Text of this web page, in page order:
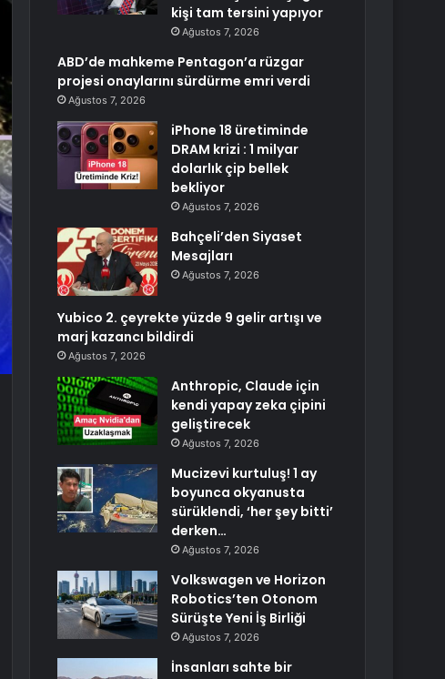
kişi tam tersini yapıyor
Ağustos 7, 2026
ABD’de mahkeme Pentagon’a rüzgar
projesi onaylarını sürdürme emri verdi
Ağustos 7, 2026
iPhone 18 üretiminde
DRAM krizi : 1 milyar
dolarlık çip bellek
bekliyor
Ağustos 7, 2026
Bahçeli’den Siyaset
Mesajları
Ağustos 7, 2026
Yubico 2. çeyrekte yüzde 9 gelir artışı ve
marj kazancı bildirdi
Ağustos 7, 2026
Anthropic, Claude için
kendi yapay zeka çipini
geliştirecek
Ağustos 7, 2026
Mucizevi kurtuluş! 1 ay
boyunca okyanusta
sürüklendi, ‘her şey bitti’
derken…
Ağustos 7, 2026
Volkswagen ve Horizon
Robotics’ten Otonom
Sürüşte Yeni İş Birliği
Ağustos 7, 2026
İnsanları sahte bir